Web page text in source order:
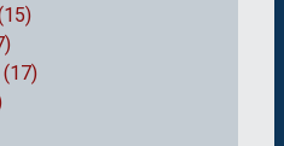
(17)